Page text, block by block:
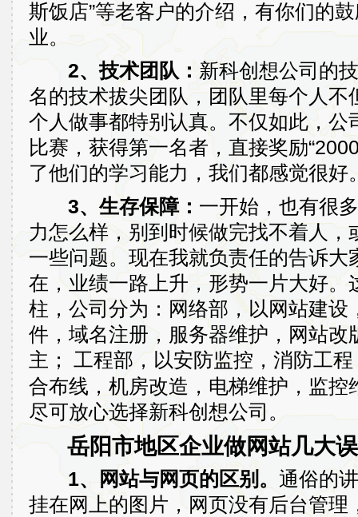
斯饭店”等老客户的介绍，有你们的
业。
2、技术团队： 新科创想公司的
名的技术拔尖团队，团队里每个人不
个人做事都特别认真。不仅如此，公
比赛，获得第一名者，直接奖励
了他们的学习能力，我们都感觉很好
3、生存保障： 一开始，也有很
力怎么样，别到时候做完找不着人
一些问题。现在我就负责任的告诉
在，业绩一路上升，形势一片大好。
柱，公司分为：网络部，以网站建设
件，域名注册，服务器维护，网站改
主；
工程部，以安防监控，消防工
合布线，机房改造，电梯维护，监控
尽可放心选择新科创想公司。
岳阳市地区企业做网站几大
1、网站与网页的区别。 通俗的
挂在网上的图片，网页没有后台管理